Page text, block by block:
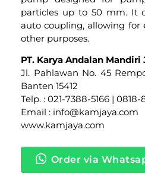
particles up to 50 mm. It
auto coupling, allowing for
other purposes.
PT. Karya Andalan Mandiri
Jl. Pahlawan No. 45
Banten 15412
Telp. : 021-7388-5166 |
Email : info@kamjaya.com
www.kamjaya.com
Order via